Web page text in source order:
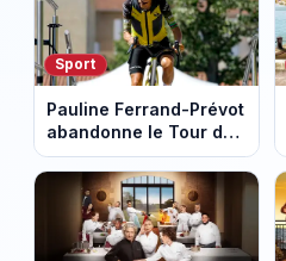
Sport
Pauline Ferrand-Prévot
abandonne le Tour de
France Femmes avant
la 8e étape